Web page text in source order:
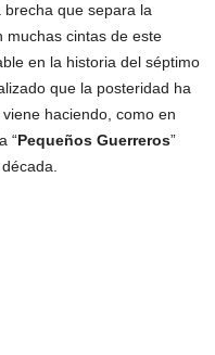
que separa la
muchas cintas de este
en la historia del séptimo
que la posteridad ha
haciendo, como en
“Pequeños Guerreros”